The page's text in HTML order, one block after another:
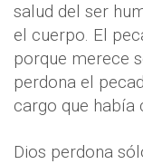
salud del ser
el cuerpo. El
porque merece
perdona el
cargo que había
Dios perdona